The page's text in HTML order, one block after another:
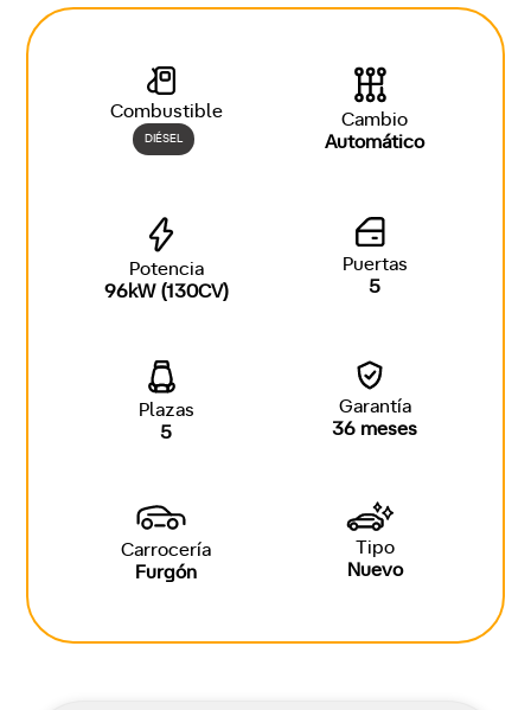
Combustible
DIÉSEL
Cambio
Automático
Potencia
96kW (130CV)
Puertas
5
Plazas
5
Garantía
36 meses
Carrocería
Furgón
Tipo
Nuevo